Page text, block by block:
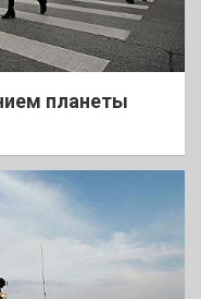
планеты